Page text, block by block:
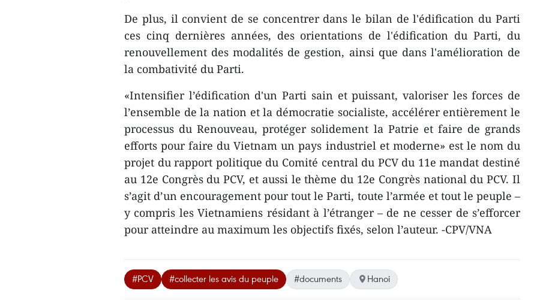
De plus, il convient de se concentrer dans le bilan de l'édification du Parti
ces cinq dernières années, des orientations de l'édification du Parti, du
renouvellement des modalités de gestion, ainsi que dans l'amélioration de
la combativité du Parti.
«Intensifier l’édification d'un Parti sain et puissant, valoriser les forces de
l’ensemble de la nation et la démocratie socialiste, accélérer entièrement le
processus du Renouveau, protéger solidement la Patrie et faire de grands
efforts pour faire du Vietnam un pays industriel et moderne» est le nom du
projet du rapport politique du Comité central du PCV du 11e mandat destiné
au 12e Congrès du PCV, et aussi le thème du 12e Congrès national du PCV. Il
s’agit d’un encouragement pour tout le Parti, toute l’armée et tout le peuple –
y compris les Vietnamiens résidant à l’étranger – de ne cesser de s’efforcer
pour atteindre au maximum les objectifs fixés, selon l’auteur. -CPV/VNA
#PCV #collecter les avis du peuple #documents Hanoi